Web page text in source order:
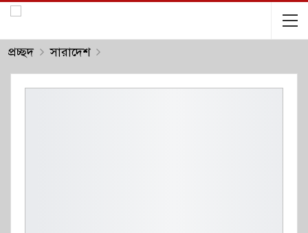
প্রচ্ছদ সারাদেশ